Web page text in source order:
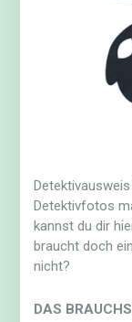
Detektivfotos
kannst du dir
braucht doch
nicht?
DAS